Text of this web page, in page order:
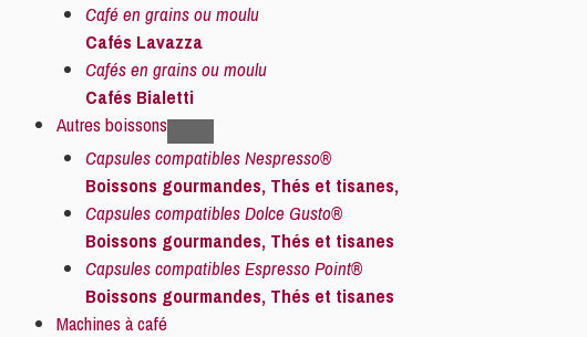
Café en grains ou moulu
Cafés Lavazza
Cafés en grains ou moulu
Cafés Bialetti
Autres boissons
Capsules compatibles Nespresso®
Boissons gourmandes, Thés et tisanes,
Capsules compatibles Dolce Gusto®
Boissons gourmandes, Thés et tisanes
Capsules compatibles Espresso Point®
Boissons gourmandes, Thés et tisanes
Machines à café